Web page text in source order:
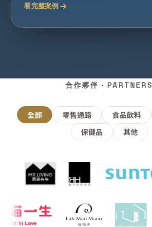
看完整案例
合作夥伴 · PARTNERS
全部 零售通路 食品飲料
保健品
其他